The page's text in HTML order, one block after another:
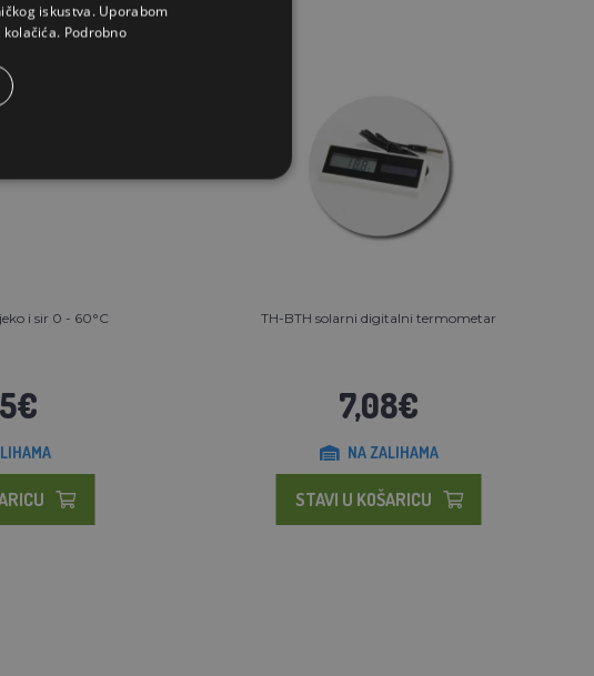
i sir 0 - 60°C TH-BTH solarni digitalni termometar
7,08€
NA ZALIHAMA
STAVI U KOŠARICU
iskustva. Uporabom
Podrobno